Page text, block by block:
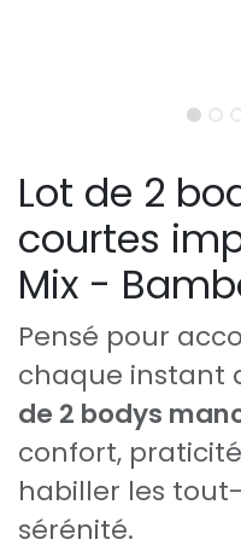
Lot de 2
courtes
Mix -
Pensé pour
chaque instant
de 2 bodys
confort,
habiller les
sérénité.